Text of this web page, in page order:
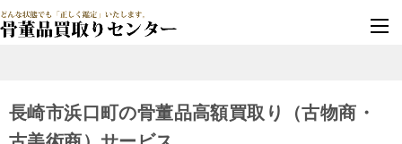
長崎市浜口町の骨董品高額買取り（古物商・